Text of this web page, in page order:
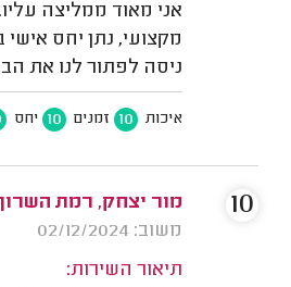
אני מאוד ממליצה
מקצועי, נתן יחס אישי
ניסה לפתור לנו את
איכות 10 זמנים 10 יחס
מור יצחק, רמת
משוב: 02/12/2024
תיאור השירות:
10